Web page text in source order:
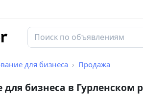
для бизнеса Продажа
бизнеса в Гурленском